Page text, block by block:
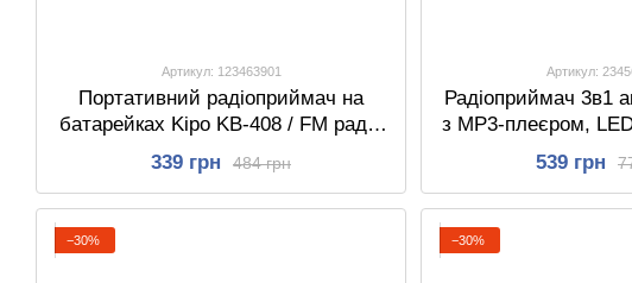
Артикул: 123463901
Портативний радіоприймач на
батарейках Kipo KB-408 / FM радіо
/ Потужний радіо приймач
484 грн
339 грн
Артикул:
Радіоприймач 3в1
з МР3-плеєром,
USB, FM/SW/AM,
539 грн
−30% −30%